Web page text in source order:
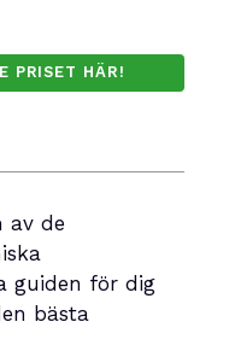
PRISET HÄR!
av de
guiden för dig
bästa